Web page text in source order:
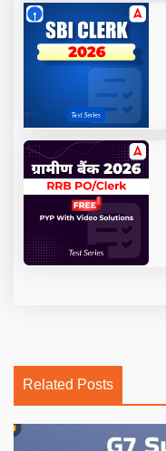
Related Posts